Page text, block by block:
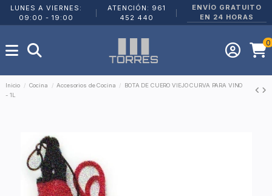
LUNES A VIERNES:
09:00 - 19:00
ATENCIÓN: 961
452 440
ENVÍO GRATUITO
EN 24 HORAS
0
Inicio Cocina Accesorios de Cocina
BOTA DE CUERO VIEJO CURVA PARA VINO
- 1L